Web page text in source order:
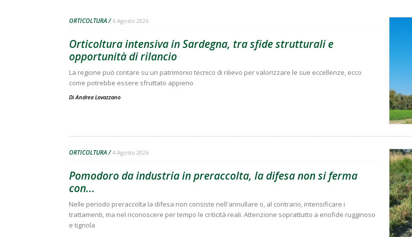
ORTICOLTURA 6 Agosto 2026
Orticoltura intensiva in Sardegna, tra sfide strutturali e
opportunità di rilancio
La regione può contare su un patrimonio tecnico di rilievo per valorizzare le sue eccellenze, ecco
come potrebbe essere sfruttato appieno
DiAndrea Lovazzano
ORTICOLTURA 4 Agosto 2026
Pomodoro da industria in preraccolta, la difesa non si ferma
con...
Nelle periodo preraccolta la difesa non consiste nell'annullare o, al contrario, intensificare i
trattamenti, ma nel riconoscere per tempo le criticità reali. Attenzione soprattutto a eriofide rugginoso
e tignola